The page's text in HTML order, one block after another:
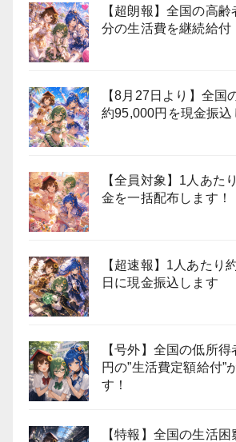
【超朗報】全国の高
分の生活費を継続給付
【8月27日より】全国
約95,000円を現金振込
【全員対象】1人あた
金を一括配布します！
【超速報】1人あたり
日に現金振込します
【号外】全国の低所
円の”生活費定額給付”
す！
【特報】全国の生活